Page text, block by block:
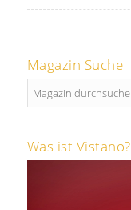
Magazin Suche
Was ist Vistano?